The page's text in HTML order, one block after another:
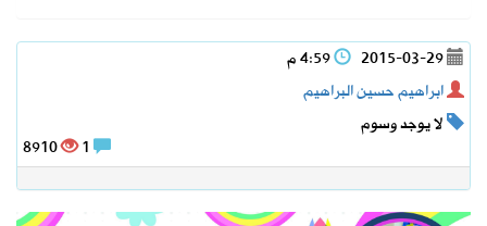
2015-03-29
ابراهيم حسين البراهيم
لا يوجد وسوم
8910